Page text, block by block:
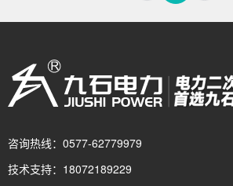
咨询热线： 0577-62779979
技术支持： 18072189229